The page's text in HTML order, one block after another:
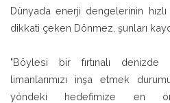
Dünyada enerji dengelerinin
dikkati çeken Dönmez, şunları
"Böylesi bir fırtınalı
limanlarımızı inşa etmek
yöndeki hedefimize en